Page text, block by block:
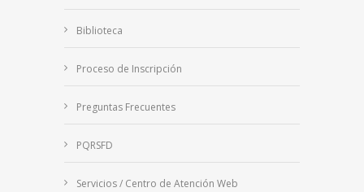
Biblioteca
Proceso de Inscripción
Preguntas Frecuentes
PQRSFD
Servicios / Centro de Atención Web